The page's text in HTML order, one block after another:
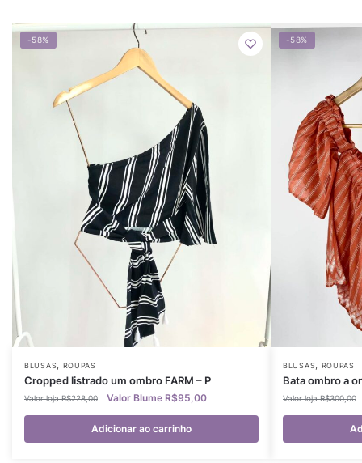
-58%
BLUSAS ROUPAS
Cropped listrado um ombro FARM – P
R$228,00 R$95,00
Adicionar ao carrinho
-58%
BLUSAS ROUPAS
Bata ombro a
R$300,00